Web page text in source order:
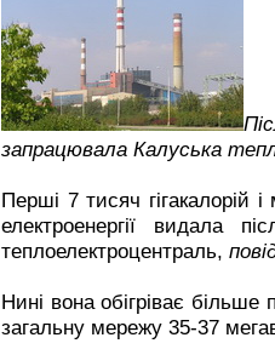
запрацювала Калуська
Перші 7 тисяч гігакалорій
електроенергії видала
теплоелектроцентраль,
Нині вона обігріває
загальну мережу 35-37